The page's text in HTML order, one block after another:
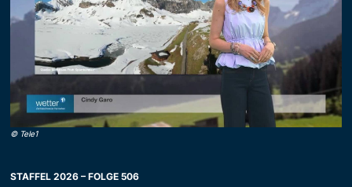
© Tele1
STAFFEL 2026 – FOLGE 506